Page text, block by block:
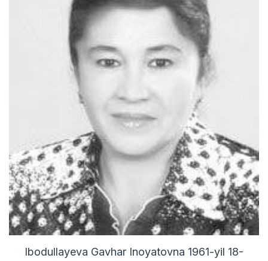
Ibodullayeva Gavhar Inoyatovna 1961-yil 18-